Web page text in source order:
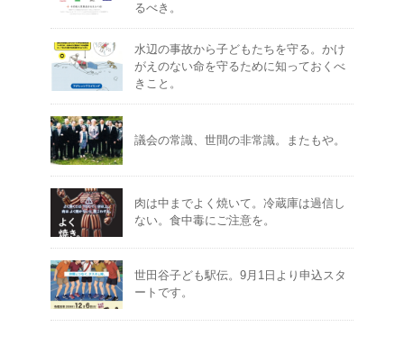
るべき。
水辺の事故から子どもたちを守る。かけ
がえのない命を守るために知っておくべ
きこと。
議会の常識、世間の非常識。またもや。
肉は中までよく焼いて。冷蔵庫は過信し
ない。食中毒にご注意を。
世田谷子ども駅伝。9月1日より申込スタ
ートです。